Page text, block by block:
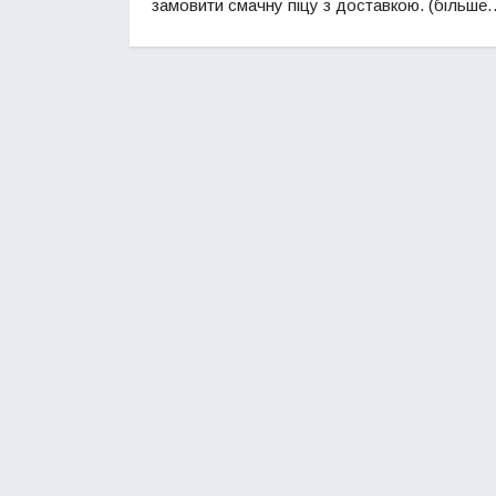
замовити смачну піцу з доставкою.